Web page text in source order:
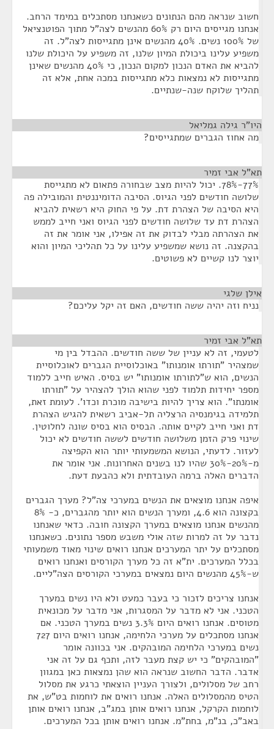
חשוב שנראה מהם הנתונים כשאנחנו מסתכלים במימד הרחב.
אנחנו מגייסים היום רק 60% מהנשים לצה"ל מתוך הפוטנציאל
של 100% נשים. 40% מהנשים אינן מתגייסות לצה"ל. זה
משפיע עלינו ביכולת המיון שלנו, זה משפיע על היכולת שלנו
להביא את האדם הנכון למקום הנכון, כי 40% מהנשים שאינן
מתגייסות לא נמצאות כלא מתגייסות במכה אחת, אלא זה
תהליך שלוקח שנה-שנתיים.
היו"ר גילה גמליאל
מה אחוז הגברים שמתגייסים?
תא"ל אבי זמיר
77%-78%. יכול להיות מצב שבחורה פתאום לא מתגייסת
שלושה חודשים לפני הגיוס. הסיבה הדומיננטית והמובילה פה
היא הסיבה של הצהרת דת. על פי החוק היא רשאית להביא
הצהרת דת עד שלושה חודשים לפני הגיוס ואני חייב לממש
את הצהרתה מבלי לבדוק את זה אפילו, אני אומר את זה
בהקצנה. זה נושא שמשפיע עלינו על כל תהליכי המיון והוא
יוצר לנו קשיים לא פשוטים.
אילן שלגי
נניח וזה יהיה ששה חודשים, האם זה יקל עליכם?
תא"ל אבי זמיר
לטעמי, זה לא עניין של ששה חודשים. ההבדל בין מי
שמצהיר "תורתו אומנותו" באוכלוסיית הגברים לאוכלוסיית
הנשים, הוא ש"לתורתו אומנותו" יש בסיס. האיש חייב ללמוד
מספר יחידות תלמוד לפני שהוא הולך להצהיר על "תורתו
אומנתו". הוא צריך להיות בישיבה מוכרת וכדו'. לעומת זאת,
תלמידה בגימנסיה הרצליה תל-אביב רשאית להגיש הצהרת
דת ואני חייב לקיים אותה. הבסיס הוא בסיס שונה לחלוטין.
שינוי פרק הזמן משלושה חודשים לששה חודשים לא יכול
לעזור. לדעתי, הנושא המשמעותי יותר הוא הקפיצה
מ-20%-30% שהיו לנו בשנים האחרונות. אני אומר את
הדברים האלה ברמה העובדתית ולא כהבעת דעת.
איפה אנחנו מוצאים את הנשים במערכי צה"ל? מערך הגברים
בקצונה הוא 4.6, ומערך הנשים הוא יותר מהגברים, כ- 8%
מהנשים אנחנו מוצאים במערך הקצונה חובה. כדאי שאנחנו
נדבר על זה למרות שזה אולי משבש מספר נתונים. כשאנחנו
מסתכלים על יתר המערכים אנחנו רואים שינוי מאוד משמעותי
בכלל המערכים. ית"א זה כל מערך הקורסים ואנחנו רואים
ש-45% מהנשים היום נמצאים במערכי הקורסים הצה"ליים.
אנחנו צריכים לזכור כי בעבר כמעט ולא היו נשים במערך
הטכני. אני לא מדבר על המסגרות, אני מדבר על מכונאית
מטוסים. אנחנו רואים היום 3.3% נשים במערך הטכני. אם
אנחנו מסתכלים על מערכי הלחימה, אנחנו רואים היום 727
נשים במערכי הלחימה המובהקים. אני בכוונה אומר
"המובהקים" כי יש קצת מעבר לזה, ותכף גם על זה אני
אדבר. הדבר החשוב שנראה הוא שהן נמצאות כאן במגוון
רחב של מסלולים, ולצורך העניין הוצאתי כרגע את מסלול
הטיס מהמסלולים האלה. אנחנו רואים את לוחמות בט"ש, את
לוחמות הקרקל, אנחנו רואים אותן במג"ב, אנחנו רואים אותן
באב"כ, בנ"מ, בחת"מ. אנחנו רואים אותן בכל המערכים.